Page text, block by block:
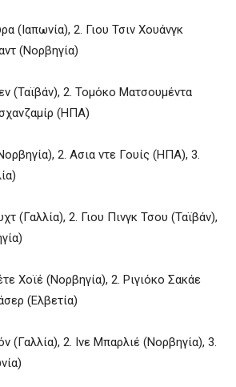
(Ιαπωνία), 2. Γιου Τσιν Χουάνγκ
(Νορβηγία)
(Ταϊβάν), 2. Τομόκο Ματσουμέντα
(ΗΠΑ)
2. Ασια ντε Γουίς (ΗΠΑ), 3.
(Γαλλία), 2. Γιου Πινγκ Τσου (Ταϊβάν),
Χοϊέ (Νορβηγία), 2. Ριγιόκο Σακάε
(Ελβετία)
(Γαλλία), 2. Ινε Μπαρλιέ (Νορβηγία), 3.